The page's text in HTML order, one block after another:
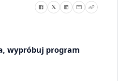
wypróbuj program